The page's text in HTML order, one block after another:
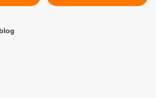
pas
France
!
Berthomeau: Luc et Denis